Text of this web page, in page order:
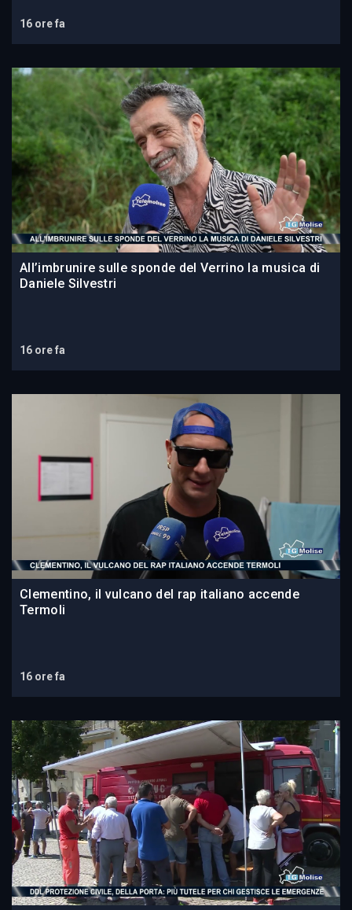
16 ore fa
All’imbrunire sulle sponde del Verrino la musica di
Daniele Silvestri
16 ore fa
Clementino, il vulcano del rap italiano accende
Termoli
16 ore fa